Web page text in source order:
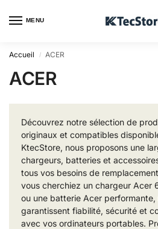
MENU
Accueil / ACER
ACER
Découvrez notre sélection de
originaux et compatibles
KtecStore, nous proposons une
chargeurs, batteries et
tous vos besoins de
vous cherchiez un chargeur Acer
ou une batterie Acer
garantissent fiabilité, sécurité et
avec vos ordinateurs portables.